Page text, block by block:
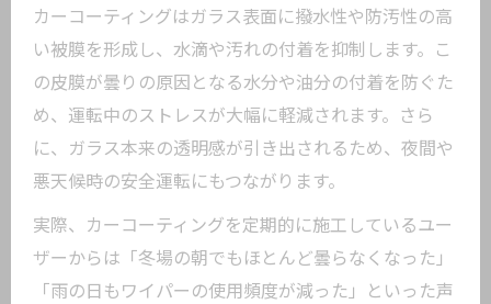
カーコーティングで内側曇りを防ぐポイ
ント
車内の湿気を抑えるカーコーティング活
用術
曇り止め最強を目指すカーコーティング
の選び方
雨天や寒暖差も克服する曇り防止コーティン
グ術
雨や寒暖差に強いカーコーティングの活
カーコーティングはガラス表面に撥水性や防汚性の高
い被膜を形成し、水滴や汚れの付着を抑制します。こ
の皮膜が曇りの原因となる水分や油分の付着を防ぐた
め、運転中のストレスが大幅に軽減されます。さら
に、ガラス本来の透明感が引き出されるため、夜間や
悪天候時の安全運転にもつながります。
実際、カーコーティングを定期的に施工しているユー
ザーからは「冬場の朝でもほとんど曇らなくなった」
「雨の日もワイパーの使用頻度が減った」といった声